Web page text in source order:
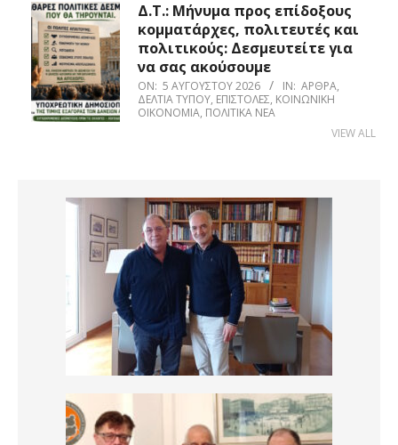
Δ.Τ.: Μήνυμα προς επίδοξους
κομματάρχες, πολιτευτές και
πολιτικούς: Δεσμευτείτε για
να σας ακούσουμε
ON: 5 ΑΥΓΟΎΣΤΟΥ 2026 IN: ΆΡΘΡΑ,
ΔΕΛΤΊΑ ΤΎΠΟΥ, ΕΠΙΣΤΟΛΈΣ, ΚΟΙΝΩΝΙΚΉ
ΟΙΚΟΝΟΜΊΑ, ΠΟΛΙΤΙΚΆ ΝΈΑ
VIEW ALL